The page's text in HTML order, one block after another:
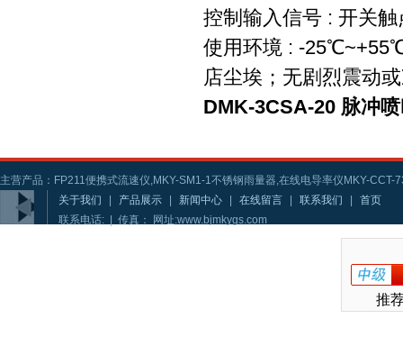
控制输入信号 : 开关触
使用环境 : -
店尘埃；无剧烈震动
DMK-3CSA-20 脉冲
主营产品：FP211便携式流速仪,MKY-SM1-1不锈钢雨量器,在线电导率仪MKY-CCT-
关于我们
产品展示 新闻中心 在线留言 联系我们
首页
联系电话: | 传真： 网址:www.bjmkygs.com
推